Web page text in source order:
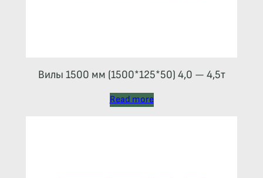
Вилы 1500 мм (1500*125*50) 4,0 — 4,5т
Read more